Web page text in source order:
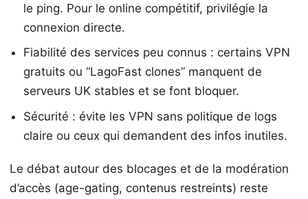
le ping. Pour le online compétitif, privilégie la
connexion directe.
Fiabilité des services peu connus : certains VPN
gratuits ou “LagoFast clones” manquent de
serveurs UK stables et se font bloquer.
Sécurité : évite les VPN sans politique de logs
claire ou ceux qui demandent des infos inutiles.
Le débat autour des blocages et de la modération
d’accès (age-gating, contenus restreints) reste